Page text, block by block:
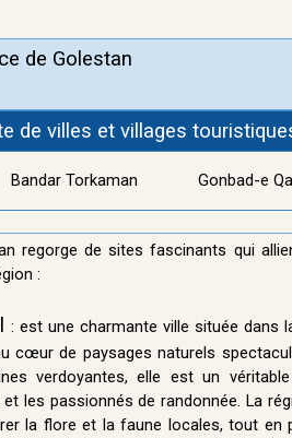
de Golestan
de villes et villages
Bandar Torkaman Gonbad-e
regorge de sites fascinants qui
:
: est une charmante ville située dans
cœur de paysages naturels
verdoyantes, elle est un
les passionnés de randonnée. La
la flore et la faune locales, tout en